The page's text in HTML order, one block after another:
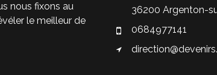
nous fixons au
le meilleur de
36200 Argenton-
0684977141